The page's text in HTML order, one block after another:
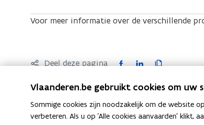
Voor meer informatie over de verschillende
Deel deze pagina
F
c
e
b
L
n
k
e
K
p
i
e
Vlaanderen.be gebruikt cookies om uw
Sommige cookies zijn noodzakelijk om de website
verbeteren. Als u op 'Alle cookies aanvaarden' klikt,